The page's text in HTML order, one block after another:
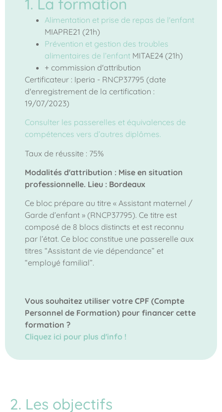
1. La formation
Alimentation et prise de repas de l'enfant
MIAPRE21 (21h)
Prévention et gestion des troubles
alimentaires de l’enfant MITAE24 (21h)
+ commission d'attribution
Certificateur : Iperia - RNCP37795 (date
d'enregistrement de la certification :
19/07/2023)
Consulter les passerelles et équivalences de
compétences vers d’autres diplômes.
Taux de réussite : 75%
Modalités d'attribution : Mise en situation
professionnelle. Lieu : Bordeaux
Ce bloc prépare au titre « Assistant maternel /
Garde d’enfant » (RNCP37795). Ce titre est
composé de 8 blocs distincts et est reconnu
par l’état. Ce bloc constitue une passerelle aux
titres “Assistant de vie dépendance” et
“employé familial”.
Vous souhaitez utiliser votre CPF (Compte
Personnel de Formation) pour financer cette
formation ?
Cliquez ici pour plus d'info !
2. Les objectifs